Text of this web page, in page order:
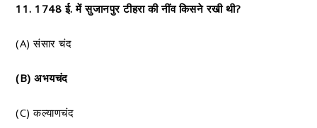
11. 1748 ई. में सुजानपुर टीहरा की नींव किसने रखी थी?
(A) संसार चंद
(B) अभयचंद
(C) कल्याणचंद